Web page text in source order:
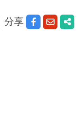
分享